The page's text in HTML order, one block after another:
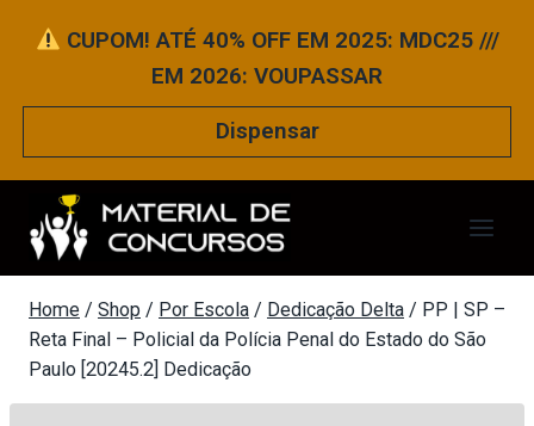
para
CUPOM! ATÉ 40% OFF EM 2025: MDC25 ///
EM 2026: VOUPASSAR
Dispensar
Home / Shop / Por Escola / Dedicação Delta / PP | SP –
Reta Final – Policial da Polícia Penal do Estado do São
Paulo [20245.2] Dedicação